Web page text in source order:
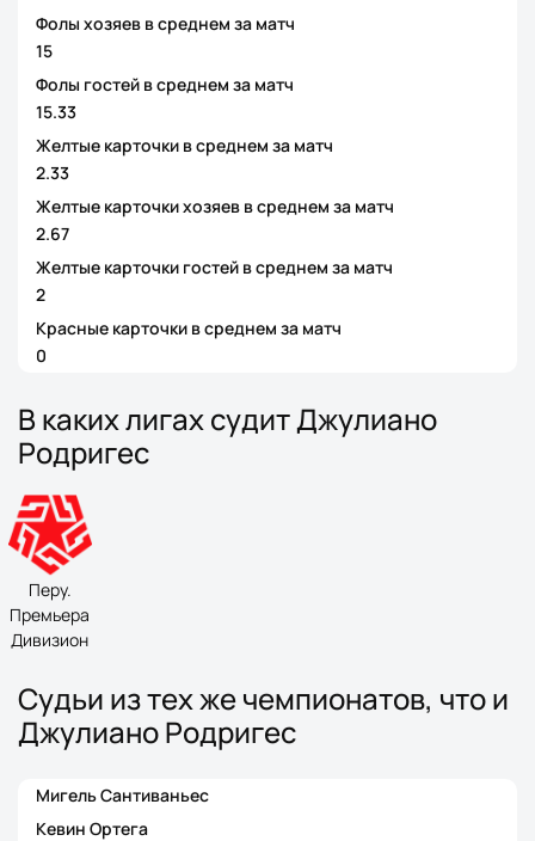
Фолы хозяев в среднем за матч
15
Фолы гостей в среднем за матч
15.33
Желтые карточки в среднем за матч
2.33
Желтые карточки хозяев в среднем за матч
2.67
Желтые карточки гостей в среднем за матч
2
Красные карточки в среднем за матч
0
В каких лигах судит Джулиано
Родригес
Перу.
Премьера
Дивизион
Судьи из тех же чемпионатов, что и
Джулиано Родригес
Мигель Сантиваньес
Кевин Ортега